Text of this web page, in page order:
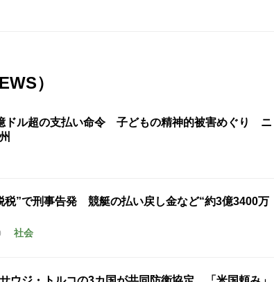
）
ドル超の支払い命令 子どもの精神的被害めぐり ニ
税”で刑事告発 競艇の払い戻し金など“約3億3400万
社会